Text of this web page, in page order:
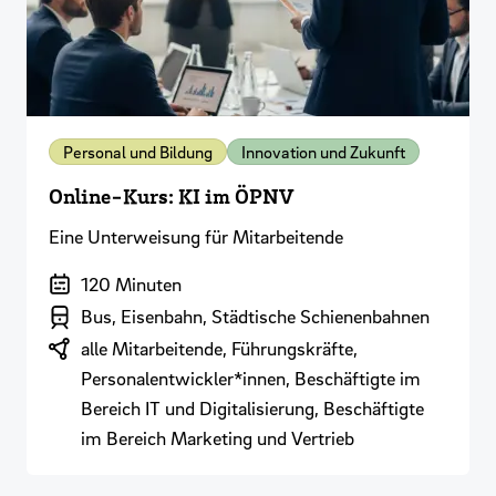
Personal und Bildung Innovation und Zukunft
Online-Kurs: KI im ÖPNV
Eine Unterweisung für Mitarbeitende
Dauer der Veranstaltung
120 Minuten
Branchenbereich
Bus, Eisenbahn, Städtische Schienenbahnen
Zielgruppen
alle Mitarbeitende, Führungskräfte,
Personalentwickler*innen, Beschäftigte im
Bereich IT und Digitalisierung, Beschäftigte
im Bereich Marketing und Vertrieb